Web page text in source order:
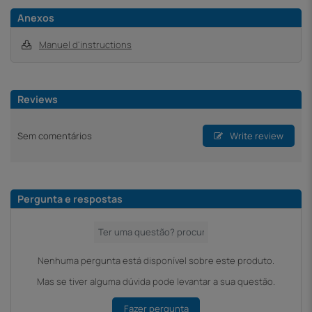
Anexos
Manuel d'instructions
Reviews
Sem comentários Write review
Pergunta e respostas
Nenhuma pergunta está disponível sobre este produto.
Mas se tiver alguma dúvida pode levantar a sua questão.
Fazer pergunta